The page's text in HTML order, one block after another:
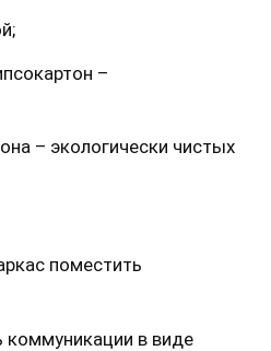
–
– экологически чистых
поместить
коммуникации в виде